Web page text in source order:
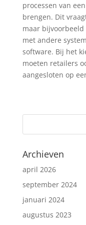
processen van
brengen. Dit
maar
met andere
software. Bij het
moeten retailers
aangesloten op
Archieven
april 2026
september 2024
januari 2024
augustus 2023